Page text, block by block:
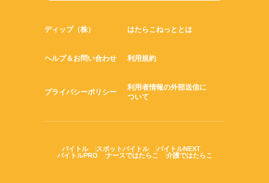
ディップ（株） はたらこねっととは
ヘルプ＆お問い合わせ 利用規約
プライバシーポリシー
利用者情報の外部送信に
ついて
バイトル スポットバイトル
バイトルNEXT
バイトルPRO
ナースではたらこ 介護ではたらこ